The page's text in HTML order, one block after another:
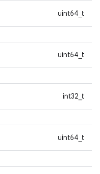
uint64_t
uint64_t
int32_t
uint64_t